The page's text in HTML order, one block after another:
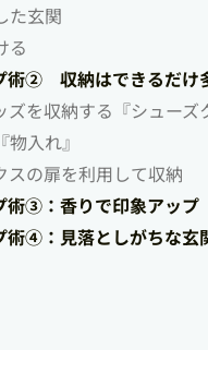
た玄関
る
術② 収納はできるだけ
ズを収納する『シューズ
入れ』
スの扉を利用して収納
術③：香りで印象アップ
④：見落としがちな玄